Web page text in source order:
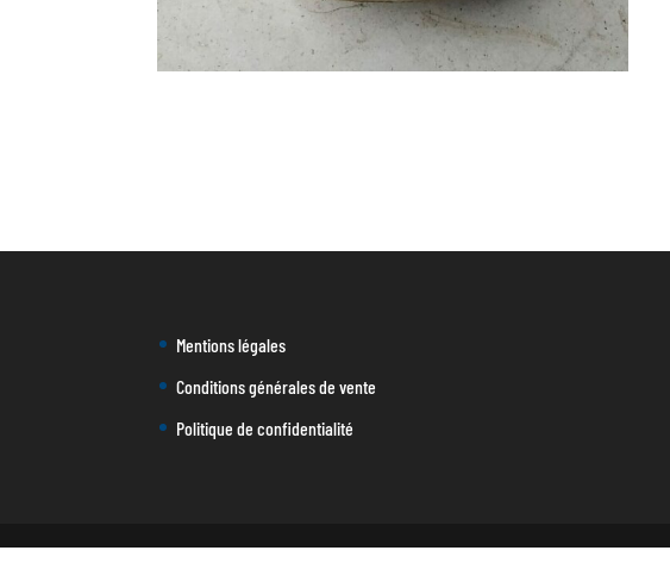
Mentions légales
Conditions générales de vente
Politique de confidentialité